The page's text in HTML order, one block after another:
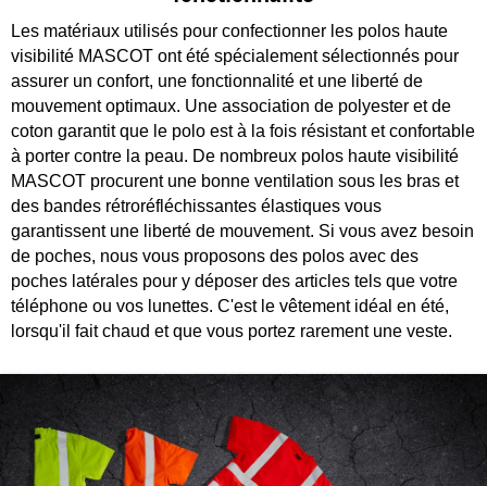
Les matériaux utilisés pour confectionner les polos haute
visibilité MASCOT ont été spécialement sélectionnés pour
assurer un confort, une fonctionnalité et une liberté de
mouvement optimaux. Une association de polyester et de
coton garantit que le polo est à la fois résistant et confortable
à porter contre la peau. De nombreux polos haute visibilité
MASCOT procurent une bonne ventilation sous les bras et
des bandes rétroréfléchissantes élastiques vous
garantissent une liberté de mouvement. Si vous avez besoin
de poches, nous vous proposons des polos avec des
poches latérales pour y déposer des articles tels que votre
téléphone ou vos lunettes. C'est le vêtement idéal en été,
lorsqu'il fait chaud et que vous portez rarement une veste.